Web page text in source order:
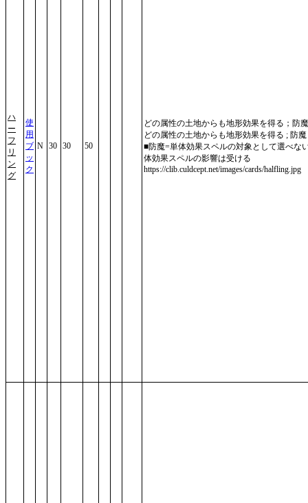
ハ
ー
フ
リ
ン
グ
使
用
ブ
ッ
ク
N 30 30 50
どの属性の土地からも地形効果を得る；防魔
どの属性の土地からも地形効果を得る ; 防魔
■防魔=単体効果スペルの対象として選べな
体効果スペルの影響は受ける
https://clib.culdcept.net/images/cards/halfling.jpg